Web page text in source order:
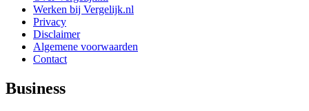
Werken bij Vergelijk.nl
Privacy
Disclaimer
Algemene voorwaarden
Contact
Business